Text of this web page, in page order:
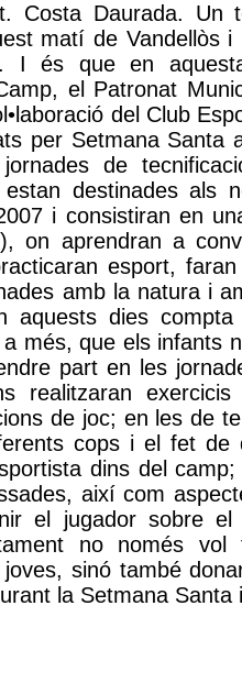
Costa Daurada.
matí de Vandellòs i
I és que en
el Patronat
del Club
per Setmana Santa
de
estan destinades als
i consistiran en
on aprendran a
esport,
amb la natura i
aquests dies
més, que els infants
part en les
realitzaran exercicis
de joc; en les de
cops i el fet de
dins del
així com
el jugador sobre
no només vol
joves, sinó també
la Setmana Santa